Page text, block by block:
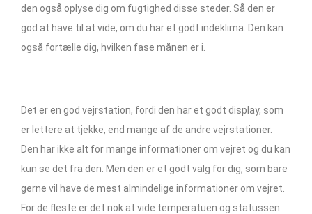
den også oplyse dig om fugtighed disse steder. Så den er
god at have til at vide, om du har et godt indeklima. Den kan
også fortælle dig, hvilken fase månen er i.
Det er en god vejrstation, fordi den har et godt display, som
er lettere at tjekke, end mange af de andre vejrstationer.
Den har ikke alt for mange informationer om vejret og du kan
kun se det fra den. Men den er et godt valg for dig, som bare
gerne vil have de mest almindelige informationer om vejret.
For de fleste er det nok at vide temperatuen og statussen